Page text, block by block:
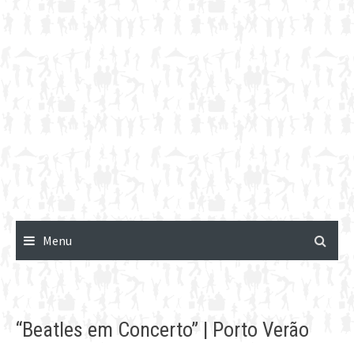
Menu
“Beatles em Concerto” | Porto Verão